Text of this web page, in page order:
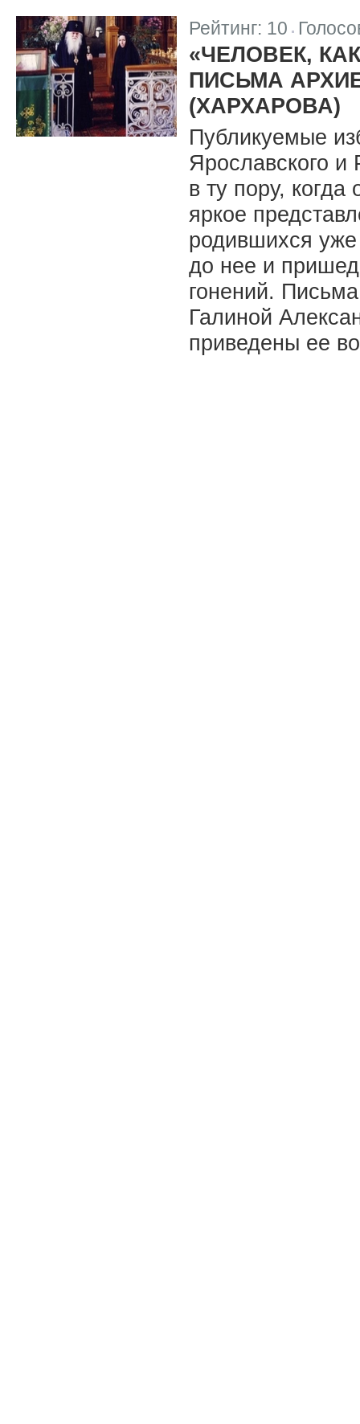
Рейтинг: 10 |
«ЧЕЛОВЕК,
ПИСЬМА
(ХАРХАРОВА)
Публикуемые
Ярославского и
в ту пору,
яркое
родившихся
до нее и
гонений.
Галиной
приведены ее